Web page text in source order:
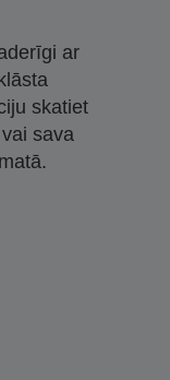
ar
skatiet
sava